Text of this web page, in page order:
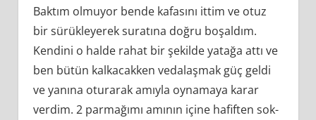
Baktım olmuyor bende kafasını ittim ve otuz
bir sürükleyerek suratına doğru boşaldım.
Kendini o halde rahat bir şekilde yatağa attı ve
ben bütün kalkacakken vedalaşmak güç geldi
ve yanına oturarak amıyla oynamaya karar
verdim. 2 parmağımı amının içine hafiften sok-